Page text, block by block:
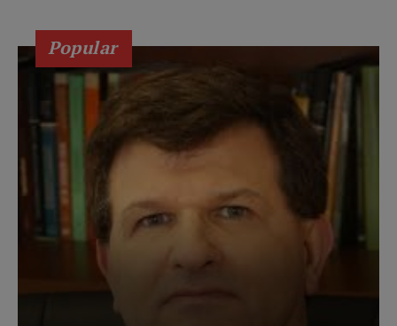
Popular